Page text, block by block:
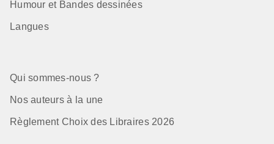
Humour et Bandes dessinées
Langues
Qui sommes-nous ?
Nos auteurs à la une
Règlement Choix des Libraires 2026